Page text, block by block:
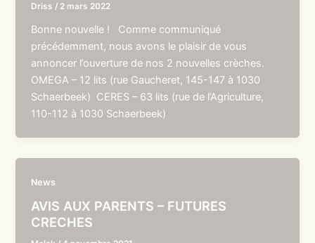
Driss / 2 mars 2022
Bonne nouvelle ! Comme communiqué
précédemment, nous avons le plaisir de vous
annoncer l’ouverture de nos 2 nouvelles crèches.
OMEGA – 12 lits (rue Gaucheret, 145-147 à 1030
Schaerbeek) CERES – 63 lits (rue de l’Agriculture,
110-112 à 1030 Schaerbeek)
News
AVIS AUX PARENTS – FUTURES
CRECHES